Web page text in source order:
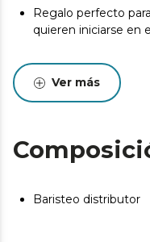
Regalo perfecto
quieren iniciarse en
Ver más
Baristeo distributor